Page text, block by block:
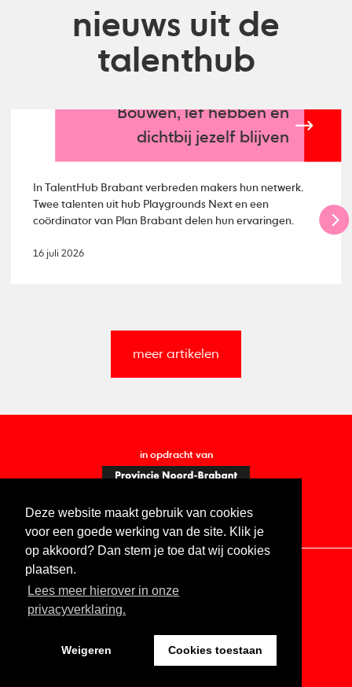
Deze website maakt gebruik van cookies
voor een goede werking van de site. Klik je
op akkoord? Dan stem je toe dat wij cookies
plaatsen.
Lees meer hierover in onze
privacyverklaring.
Weigeren Cookies toestaan
nieuws uit de
talenthub
Bouwen, lef hebben en
dichtbij jezelf blijven
In TalentHub Brabant verbreden makers hun netwerk.
Twee talenten uit hub Playgrounds Next en een
coördinator van Plan Brabant delen hun ervaringen.
16 juli 2026
meer artikelen
in opdracht van
Contact Vacatures ANBI
Digitale toegankelijkheid